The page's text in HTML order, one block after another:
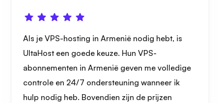
Speelbuis
Als je VPS-hosting in Armenië nodig hebt, is
UltaHost een goede keuze. Hun VPS-
abonnementen in Armenië geven me volledige
controle en 24/7 ondersteuning wanneer ik
hulp nodig heb. Bovendien zijn de prijzen